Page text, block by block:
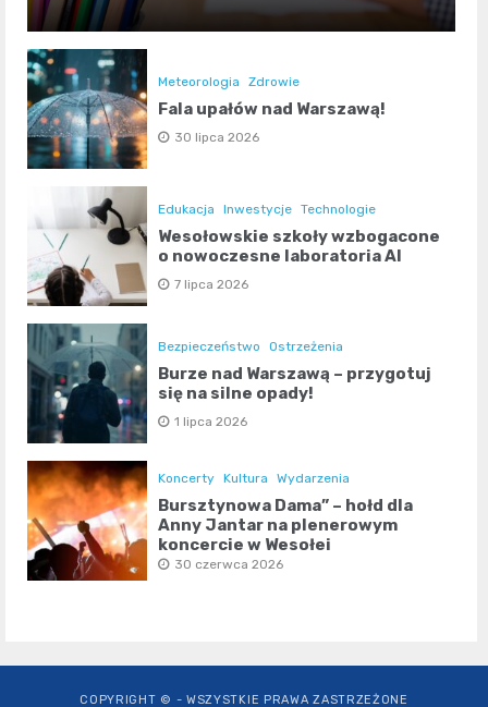
Meteorologia Zdrowie
Fala upałów nad Warszawą!
30 lipca 2026
Edukacja Inwestycje Technologie
Wesołowskie szkoły wzbogacone
o nowoczesne laboratoria AI
7 lipca 2026
Bezpieczeństwo Ostrzeżenia
Burze nad Warszawą – przygotuj
się na silne opady!
1 lipca 2026
Koncerty Kultura Wydarzenia
Bursztynowa Dama” – hołd dla
Anny Jantar na plenerowym
koncercie w Wesołej
30 czerwca 2026
COPYRIGHT © - WSZYSTKIE PRAWA ZASTRZEŻONE